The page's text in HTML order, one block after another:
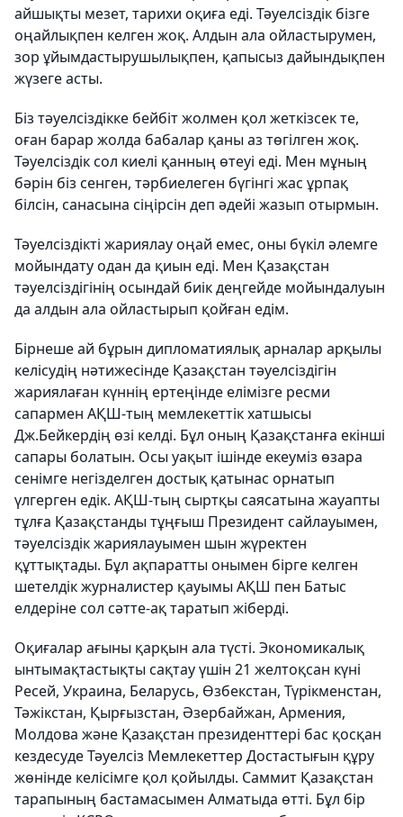
айшықты мезет, тарихи оқиға еді. Тәуелсіздік бізге
оңайлықпен келген жоқ. Алдын ала ойластырумен,
зор ұйымдастырушылықпен, қапысыз дайындықпен
жүзеге асты.
Біз тәуелсіздікке бейбіт жолмен қол жеткізсек те,
оған барар жолда бабалар қаны аз төгілген жоқ.
Тәуелсіздік сол киелі қанның өтеуі еді. Мен мұның
бәрін біз сенген, тәрбиелеген бүгінгі жас ұрпақ
білсін, санасына сіңірсін деп әдейі жазып отырмын.
Тәуелсіздікті жариялау оңай емес, оны бүкіл әлемге
мойындату одан да қиын еді. Мен Қазақстан
тәуелсіздігінің осындай биік деңгейде мойындалуын
да алдын ала ойластырып қойған едім.
Бірнеше ай бұрын дипломатиялық арналар арқылы
келісудің нәтижесінде Қазақстан тәуелсіздігін
жариялаған күннің ертеңінде елімізге ресми
сапармен АҚШ-тың мемлекеттік хатшысы
Дж.Бейкердің өзі келді. Бұл оның Қазақстанға екінші
сапары болатын. Осы уақыт ішінде екеуміз өзара
сенімге негізделген достық қатынас орнатып
үлгерген едік. АҚШ-тың сыртқы саясатына жауапты
тұлға Қазақстанды тұңғыш Президент сайлауымен,
тәуелсіздік жариялауымен шын жүректен
құттықтады. Бұл ақпаратты онымен бірге келген
шетелдік журналистер қауымы АҚШ пен Батыс
елдеріне сол сәтте-ақ таратып жіберді.
Оқиғалар ағыны қарқын ала түсті. Экономикалық
ынтымақтастықты сақтау үшін 21 желтоқсан күні
Ресей, Украина, Беларусь, Өзбекстан, Түрікменстан,
Тәжікстан, Қырғызстан, Әзербайжан, Армения,
Молдова және Қазақстан президенттері бас қосқан
кездесуде Тәуелсіз Мемлекеттер Достастығын құру
жөнінде келісімге қол қойылды. Саммит Қазақстан
тарапының бастамасымен Алматыда өтті. Бұл бір